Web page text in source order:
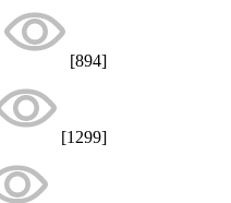
[894]
[1299]